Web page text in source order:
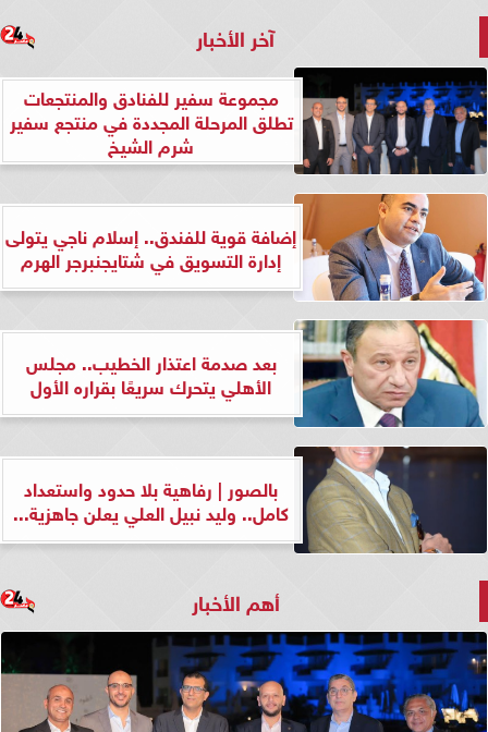
آخر الأخبار
مجموعة سفير للفنادق والمنتجعات
تطلق المرحلة المجددة في منتجع سفير
شرم الشيخ
إضافة قوية للفندق.. إسلام ناجي يتولى
إدارة التسويق في شتايجنبرجر الهرم
بعد صدمة اعتذار الخطيب.. مجلس
الأهلي يتحرك سريعًا بقراره الأول
بالصور | رفاهية بلا حدود واستعداد
كامل.. وليد نبيل العلي يعلن جاهزية...
أهم الأخبار